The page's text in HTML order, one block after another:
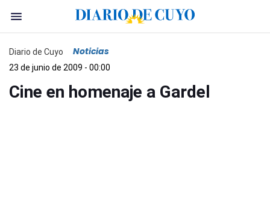
Diario de Cuyo Noticias
23 de junio de 2009 - 00:00
Cine en homenaje a Gardel